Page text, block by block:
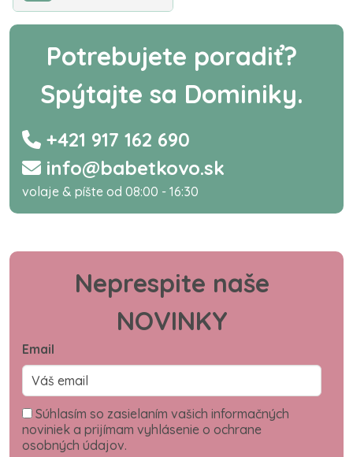
Potrebujete poradiť?
Spýtajte sa Dominiky.
+421 917 162 690
info@babetkovo.sk
volaje & píšte od 08:00 - 16:30
Neprespite naše
NOVINKY
Email
Súhlasím so zasielaním vašich informačných
noviniek a prijímam vyhlásenie o ochrane
osobných údajov.